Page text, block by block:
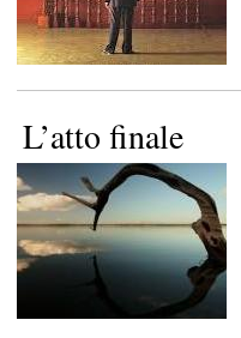
L’atto finale